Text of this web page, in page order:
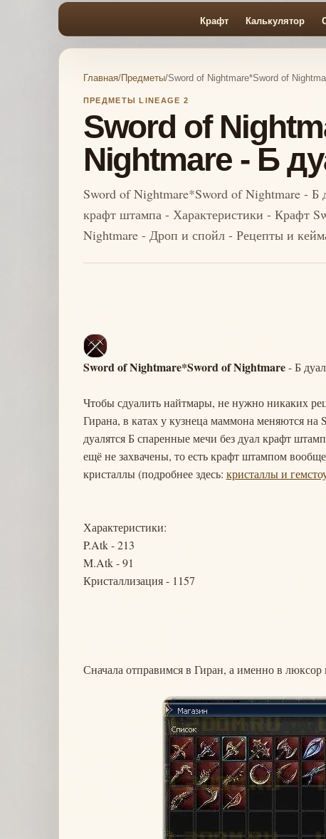
Крафт Калькулятор
Главная/Предметы/Sword of Nightmare*Sword of
ПРЕДМЕТЫ LINEAGE 2
Sword of
Nightmare - Б
Sword of Nightmare*Sword of Nightmare - Б
крафт штампа - Характеристики - Крафт
Nightmare - Дроп и спойл - Рецепты и
Sword of Nightmare*Sword of Nightmare- Б
Чтобы сдуалить найтмары, не нужно никаких
Гирана, в катах у кузнеца маммона меняются
дуалятся Б спаренные мечи без дуал крафт
ещё не захвачены, то есть крафт штампом
кристаллы (подробнее здесь: кристаллы и
Характеристики:
P.Atk - 213
M.Atk - 91
Кристаллизация - 1157
Сначала отправимся в Гиран, а именно в